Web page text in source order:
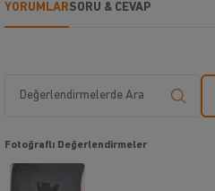
YORUMLARSORU & CEVAP
Fotoğraflı Değerlendirmeler